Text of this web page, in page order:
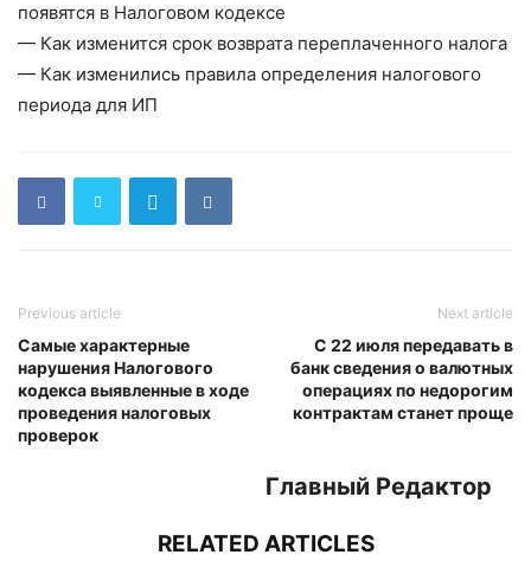
появятся в Налоговом кодексе
— Как изменится срок возврата переплаченного налога
— Как изменились правила определения налогового
периода для ИП
Previous article
Самые характерные
нарушения Налогового
кодекса выявленные в ходе
проведения налоговых
проверок
Next article
С 22 июля передавать в
банк сведения о валютных
операциях по недорогим
контрактам станет проще
Главный Редактор
RELATED ARTICLES